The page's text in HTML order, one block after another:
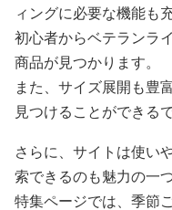
ィングに必要な機能も充
初心者からベテランラ
商品が見つかります。
また、サイズ展開も豊
見つけることができる
さらに、サイトは使い
索できるのも魅力の一つ
特集ページでは、季節